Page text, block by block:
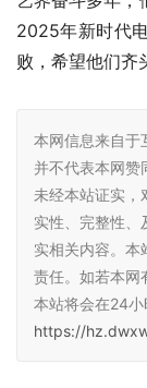
2025年新时代
败，希望他们齐
本网信息来自于
并不代表本网赞
未经本站证实，
实性、完整性、
实相关内容。本
责任。如若本网
本站将会在24小
https://